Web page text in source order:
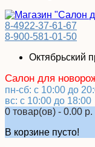
8-4922-37-61-67
8-900-581-01-50
Октябрьский
Салон для
пн-сб: с 10:00 до
вс: с 10:00 до 18:00
0 товар(ов) - 0.00 р.
В корзине пусто!